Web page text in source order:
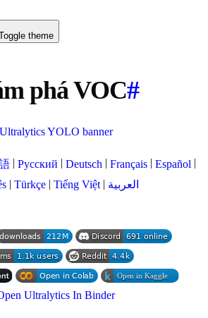
theme
phá VOC#
| Русский | Deutsch | Français | Español |
| Türkçe| Tiếng Việt| العربية